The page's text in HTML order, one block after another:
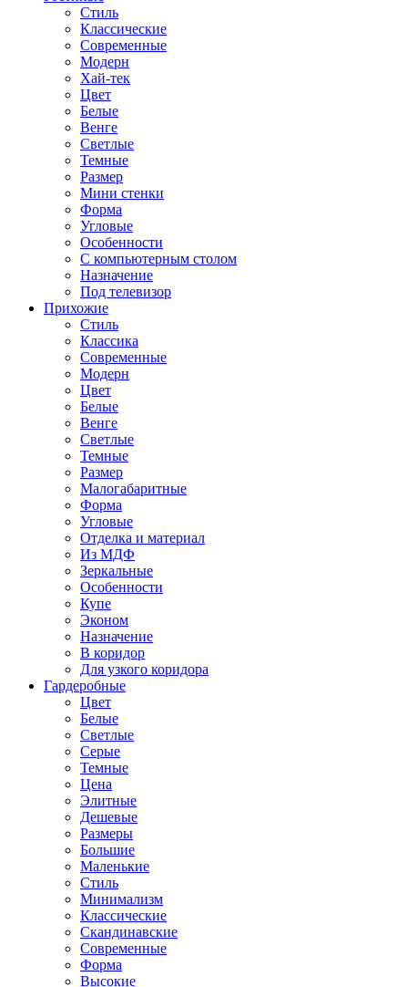
Стиль
Классические
Современные
Модерн
Хай-тек
Цвет
Белые
Венге
Светлые
Темные
Размер
Мини стенки
Форма
Угловые
Особенности
С компьютерным столом
Назначение
Под телевизор
Прихожие
Стиль
Классика
Современные
Модерн
Цвет
Белые
Венге
Светлые
Темные
Размер
Малогабаритные
Форма
Угловые
Отделка и материал
Из МДФ
Зеркальные
Особенности
Купе
Эконом
Назначение
В коридор
Для узкого коридора
Гардеробные
Цвет
Белые
Светлые
Серые
Темные
Цена
Элитные
Дешевые
Размеры
Большие
Маленькие
Стиль
Минимализм
Классические
Скандинавские
Современные
Форма
Высокие